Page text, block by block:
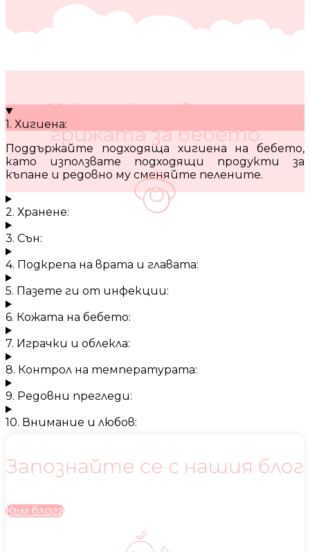
10 кратки съвета за
грижата за бебето
1. Хигиена:
Поддържайте подходяща хигиена на бебето,
като използвате подходящи продукти за
къпане и редовно му сменяйте пелените.
2. Хранене:
3. Сън:
4. Подкрепа на врата и главата:
5. Пазете ги от инфекции:
6. Кожата на бебето:
7. Играчки и облекла:
8. Контрол на температурата:
9. Редовни прегледи:
10. Внимание и любов:
Запознайте се с нашия блог
Към блога